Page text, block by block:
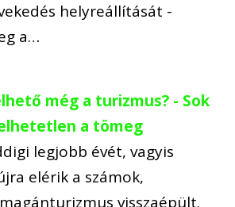
helyreállítását -
a…
még a turizmus? - Sok
a tömeg
legjobb évét, vagyis
elérik a számok,
visszaépült.